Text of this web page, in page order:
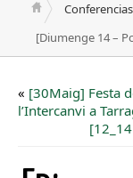
[Diumenge 14 –
« [30Maig] Festa
l’Intercanvi a